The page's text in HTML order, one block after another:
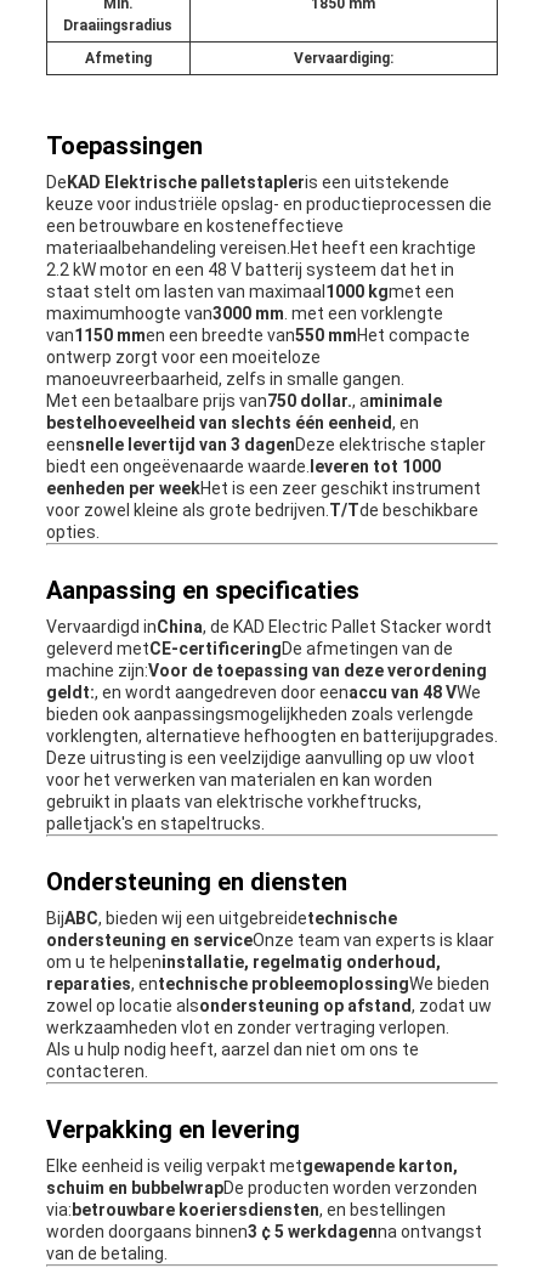
Min.
Draaiingsradius
1850 mm
Afmeting Vervaardiging:
Toepassingen
De KAD Elektrische palletstapleris een uitstekende
keuze voor industriële opslag- en productieprocessen die
een betrouwbare en kosteneffectieve
materiaalbehandeling vereisen.Het heeft een krachtige
2.2 kW motor en een 48 V batterij systeem dat het in
staat stelt om lasten van maximaal 1000 kgmet een
maximumhoogte van3000 mm. met een vorklengte
van1150 mmen een breedte van550 mmHet compacte
ontwerp zorgt voor een moeiteloze
manoeuvreerbaarheid, zelfs in smalle gangen.
Met een betaalbare prijs van750 dollar., aminimale
bestelhoeveelheid van slechts één eenheid, en
eensnelle levertijd van 3 dagenDeze elektrische stapler
biedt een ongeëvenaarde waarde. leveren tot 1000
eenheden per weekHet is een zeer geschikt instrument
voor zowel kleine als grote bedrijven.T/Tde beschikbare
opties.
Aanpassing en specificaties
Vervaardigd inChina, de KAD Electric Pallet Stacker wordt
geleverd metCE-certificeringDe afmetingen van de
machine zijn:Voor de toepassing van deze verordening
geldt:, en wordt aangedreven door eenaccu van 48 VWe
bieden ook aanpassingsmogelijkheden zoals verlengde
vorklengten, alternatieve hefhoogten en batterijupgrades.
Deze uitrusting is een veelzijdige aanvulling op uw vloot
voor het verwerken van materialen en kan worden
gebruikt in plaats van elektrische vorkheftrucks,
palletjack's en stapeltrucks.
Ondersteuning en diensten
BijABC, bieden wij een uitgebreidetechnische
ondersteuning en serviceOnze team van experts is klaar
om u te helpeninstallatie, regelmatig onderhoud,
reparaties, entechnische probleemoplossingWe bieden
zowel op locatie alsondersteuning op afstand, zodat uw
werkzaamheden vlot en zonder vertraging verlopen.
Als u hulp nodig heeft, aarzel dan niet om ons te
contacteren.
Verpakking en levering
Elke eenheid is veilig verpakt metgewapende karton,
schuim en bubbelwrapDe producten worden verzonden
via:betrouwbare koeriersdiensten, en bestellingen
worden doorgaans binnen3 ¢ 5 werkdagenna ontvangst
van de betaling.